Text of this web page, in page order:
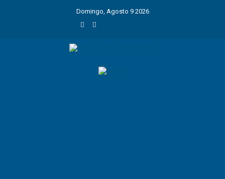
Domingo, Agosto 9 2026